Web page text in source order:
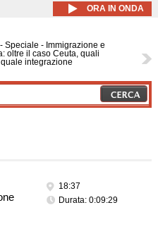
ORA IN ONDA
- Speciale - Immigrazione e
oltre il caso Ceuta, quali
integrazione
18:37
Durata: 0:09:29